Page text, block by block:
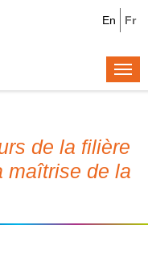
Fr
En
de la filière
maîtrise de la